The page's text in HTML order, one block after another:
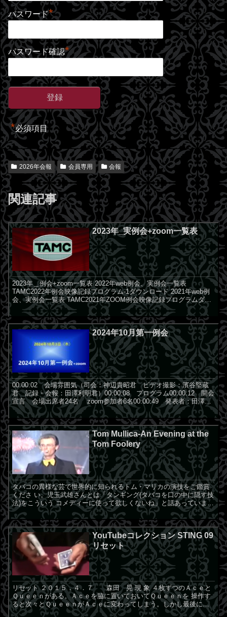
パスワード*
パスワード確認*
*必須項目
2026年会報 会員専用 会報
関連記事
2023年_実例会+zoom一覧表
2023年＿例会+zoom一覧表 2022年web例会、実例会一覧表
TAMC2022年例会映像記録プログラム-1ダウンロード 2021年web例
会、実例会一覧表 TAMC2021年ZOOM例会映像記録プログラムダウ
ンロード 2020年we...
2024年10月第一例会
00:00:02 会場雰囲気（司会：神辺貴昭君 ビデオ撮影：濱谷堅蔵
君 記録・会報：田澤利明君）00:00:08 プログラム00:00:12 開会
宣言 会場出席者24名 zoom参加者6名00:00:49 発表者：田澤利
明君 ロープと...
Tom Mullica-An Evening at the
Tom Foolery
タバコの異様な芸で世界的に知られるトム・マリカの演技をご鑑賞
くださ い。児玉武雄さんとは「タンギング(タバコを口の中に隠す技
法)をこういう コメディーに使って欲しくないね」と話あっています
が、理屈なしに笑える舞 台です。マリカはこのタバコ芸...
YouTubeコレクション STING 09
リセット
リセット ２０１５．４．７ 森田 晃 現 象 ４枚ずつのＡｃｅと
Ｑｕｅｅｎがある。Ａｃｅを脇に置いておいてＱｕｅｅｎを 操作す
ると次々とＱｕｅｅｎがＡｃｅに変わってしまう。しかし最後にリ
セット のボタンを押すと全部が元のＱｕｅｅｎに戻る。...